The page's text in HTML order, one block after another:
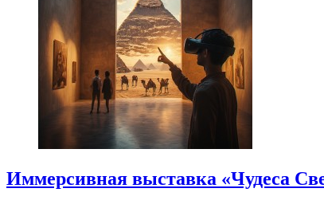
Иммерсивная выставка «Чудеса